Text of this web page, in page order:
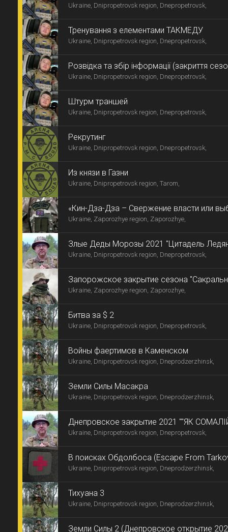
Ukraine, Dnipropetrovsk region, Dnepropetrovsk,
Тренування з елементами ТАКМЕДУ
Ukraine, Dnipropetrovsk region, Dnepropetrovsk,
Розвідка та збір інформації (закриття
Ukraine, Dnipropetrovsk region, Dnepropetrovsk,
Штурм траншей
Ukraine, Dnipropetrovsk region, Dnepropetrovsk,
Рекрутинг
Ukraine, Dnipropetrovsk region, Dnepropetrovsk,
Из князи в Газни
Ukraine, Dnipropetrovsk region, Tarom,
«Кин-Дза-Дза – Свержение власти или
Ukraine, Zaporozhye region, Zaporozhye,
Злые Деды Морозы 2021 "Цитадель
Ukraine, Dnipropetrovsk region, Dnepropetrovsk,
Запорожское закрытие сезона
Ukraine, Zaporozhye region, Zaporozhye,
Битва за $ 2
Ukraine, Dnipropetrovsk region, Dnepropetrovsk,
Войны фаертимов в Каменском
Ukraine, Dnipropetrovsk region, Dneprodzerzhinsk,
Земли Силы Масакра
Ukraine, Dnipropetrovsk region, Dneprodzerzhinsk,
Днепровское закрытие 2021 ""ЯК
-9"
Ukraine, Dnipropetrovsk region, Dnepropetrovsk,
В поисках Обдолбоса (Escape From
Ukraine, Dnipropetrovsk region, Dneprodzerzhinsk,
Тихуана 3
Ukraine, Dnipropetrovsk region, Dneprodzerzhinsk,
Земли Силы 2 (Днепровское открытие